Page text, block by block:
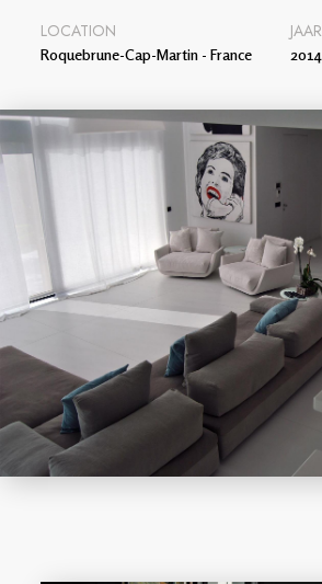
LOCATION
Roquebrune-Cap-Martin - France
JAAR
2014